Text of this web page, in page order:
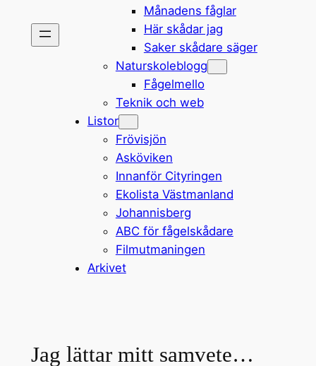
Månadens fåglar
Här skådar jag
Saker skådare säger
Naturskoleblogg
Fågelmello
Teknik och web
Listor
Frövisjön
Asköviken
Innanför Cityringen
Ekolista Västmanland
Johannisberg
ABC för fågelskådare
Filmutmaningen
Arkivet
Jag lättar mitt samvete…